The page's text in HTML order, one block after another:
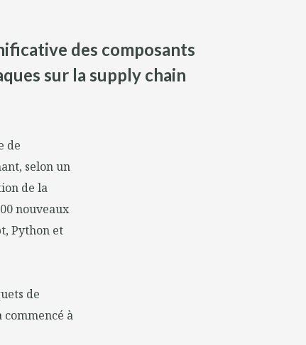
des composants
sur la supply chain
de
selon un
de la
nouveaux
Python et
de
à